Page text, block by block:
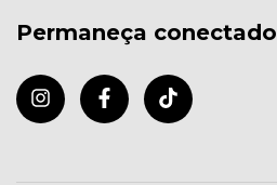
Permaneça conectado